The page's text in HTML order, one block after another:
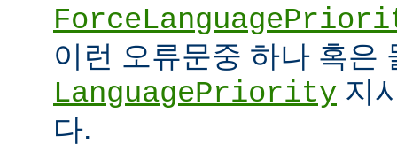
이런 오류문중 하나 혹은
LanguagePriority 지
다.